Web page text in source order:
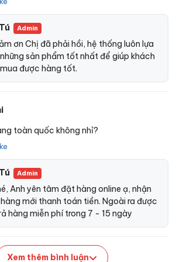
tiết Cốc thủ dâm cao cấp
kiểu rung:
hàng nháivà mát xa dương vật
chất lượng bên ngoài
trong.
AAA.
, xanh dương cung cấp , xanh lá.
Admin
ơn Chị đã phải hồi, hệ thống luôn lựa
sản phẩm tốt nhất để giúp khách
được hàng tốt.
toàn quốc không nhỉ?
Admin
Anh yên tâm đặt hàng online ạ, nhận
mới thanh toán tiền. Ngoài ra được
hàng miễn phí trong 7 - 15 ngày
Xem thêm bình luận